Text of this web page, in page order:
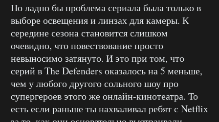
Но ладно бы проблема сериала была только в
выборе освещения и линзах для камеры. К
середине сезона становится слишком
очевидно, что повествование просто
невыносимо затянуто. И это при том, что
серий в The Defenders оказалось на 5 меньше,
чем у любого другого сольного шоу про
супергероев этого же онлайн-кинотеатра. То
есть если раньше ты нахваливал ребят с Netflix